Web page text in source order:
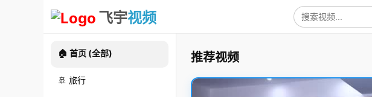
飞宇视频
🏠 首页 (全部)
🚢 旅行
推荐视频